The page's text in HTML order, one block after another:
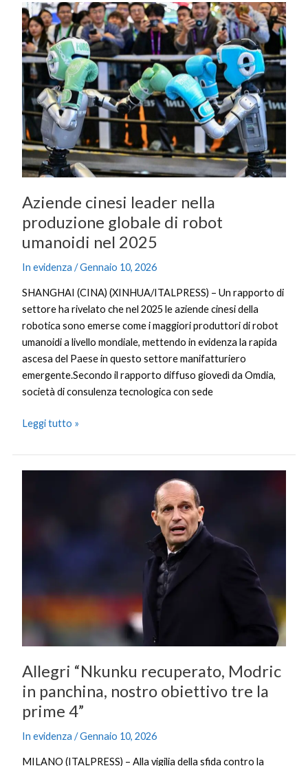
Aziende cinesi leader nella
produzione globale di robot
umanoidi nel 2025
In evidenza /Gennaio 10, 2026
SHANGHAI (CINA) (XINHUA/ITALPRESS) – Un rapporto di
settore ha rivelato che nel 2025 le aziende cinesi della
robotica sono emerse come i maggiori produttori di robot
umanoidi a livello mondiale, mettendo in evidenza la rapida
ascesa del Paese in questo settore manifatturiero
emergente.Secondo il rapporto diffuso giovedì da Omdia,
società di consulenza tecnologica con sede
Aziende
cinesi
leader
nella
produzione
globale
di
robot
umanoidi
nel
2025
Leggi tutto »
Allegri “Nkunku recuperato, Modric
in panchina, nostro obiettivo tre la
prime 4”
In evidenza /Gennaio 10, 2026
MILANO (ITALPRESS) – Alla vigilia della sfida contro la
obiettivo
la